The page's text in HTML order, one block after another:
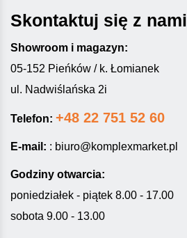
Skontaktuj się z nami
Showroom i magazyn:
05-152 Pieńków / k. Łomianek
ul. Nadwiślańska 2i
Telefon: +48 22 751 52 60
E-mail: : biuro@komplexmarket.pl
Godziny otwarcia:
poniedziałek - piątek 8.00 - 17.00
sobota 9.00 - 13.00